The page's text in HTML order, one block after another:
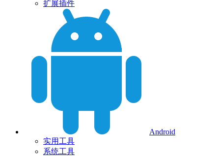
扩展插件
Android
实用工具
系统工具